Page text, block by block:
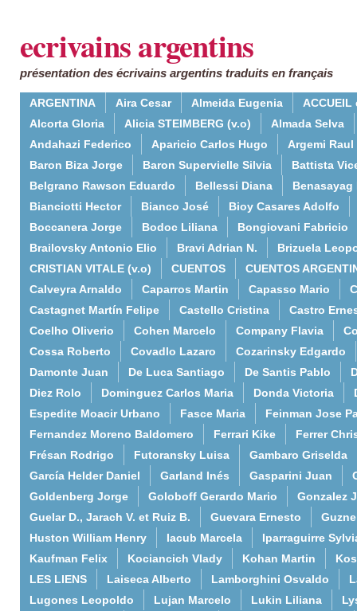
ecrivains argentins
présentation des écrivains argentins traduits en français
ARGENTINA Aira Cesar Almeida Eugenia
ACCUEIL
Alcorta Gloria
Alicia STEIMBERG (v.o)
Almada Selva
Andahazi Federico
Aparicio Carlos Hugo
Argemi Raul
Baron Biza Jorge
Baron Supervielle Silvia
Battista
Belgrano Rawson Eduardo
Bellessi Diana
Benasayag
Bianciotti Hector
Bianco José
Bioy Casares Adolfo
Boccanera Jorge
Bodoc Liliana
Bongiovani Fabricio
Brailovsky Antonio Elio
Bravi Adrian N.
Brizuela
CRISTIAN VITALE (v.o)
CUENTOS
CUENTOS
Calveyra Arnaldo
Caparros Martin Capasso Mario
Castagnet Martín Felipe
Castello Cristina
Castro
Coelho Oliverio
Cohen Marcelo Company Flavia
Cossa Roberto
Covadlo Lazaro
Cozarinsky Edgardo
Damonte Juan
De Luca Santiago De Santis Pablo
Diez Rolo
Dominguez Carlos Maria Donda Victoria
Espedite Moacir Urbano
Fasce Maria
Feinman Jose
Fernandez Moreno Baldomero
Ferrari Kike
Ferrer
Frésan Rodrigo
Futoransky Luisa
Gambaro Griselda
García Helder Daniel
Garland Inés Gasparini Juan
Goldenberg Jorge
Goloboff Gerardo Mario
Gonzalez
Guelar D., Jarach V. et Ruiz B.
Guevara Ernesto
Huston William Henry
Iacub Marcela
Iparraguirre
Kaufman Felix
Kociancich Vlady Kohan Martin
LES LIENS
Laiseca Alberto Lamborghini Osvaldo
Lugones Leopoldo
Lujan Marcelo Lukin Liliana